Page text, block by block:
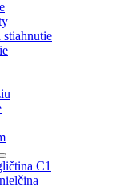
stiahnutie
C1